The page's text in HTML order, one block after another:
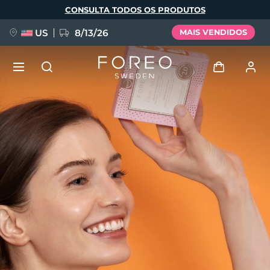
principal
CONSULTA TODOS OS PRODUTOS
US 8/13/26 MAIS VENDIDOS
Perfil de usuário
Meus aparelhos
Meus pedidos
Meus endereços
As minhas subscrições
NOVIDADE
FAQ™ Pure Beauty-Tech Elixir
BREAKING NEWS
issa™ Teeth Whitening Set
Idioma
English Deutsch
Español
Français
Italiano
Português
Polski
Svenska
Türkçe
简体中文